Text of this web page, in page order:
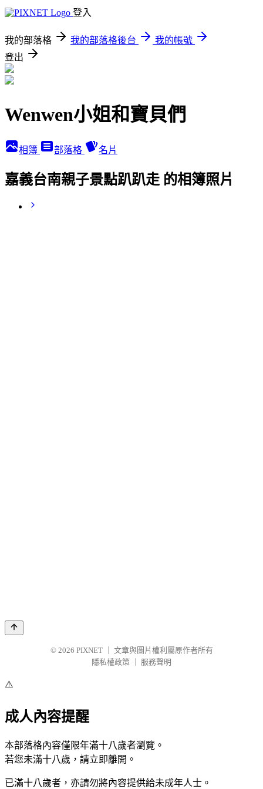
登入
我的部落格 我的部落格後台
我的帳號
登出
Wenwen小姐和寶貝們
相簿 部落格 名片
嘉義台南親子景點趴趴走 的相簿照片
© 2026 PIXNET
文章與圖片權利屬原作者所有
隱私權政策
服務聲明
⚠️
成人內容提醒
本部落格內容僅限年滿十八歲者瀏覽。
若您未滿十八歲，請立即離開。
已滿十八歲者，亦請勿將內容提供給未成年人士。